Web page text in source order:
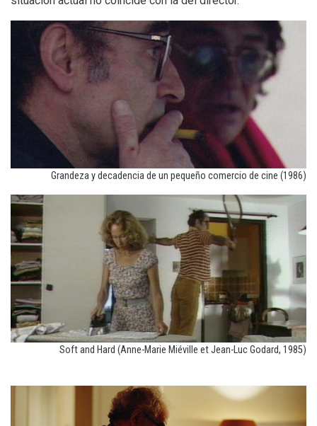
Grandeza y decadencia de un pequeño comercio de cine (1986)
Soft and Hard (Anne-Marie Miéville et Jean-Luc Godard, 1985)